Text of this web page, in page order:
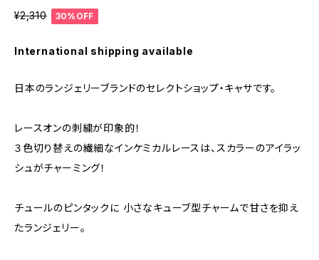
¥2,310 30%OFF
International shipping available
日本のランジェリーブランドのセレクトショップ・キャサです。
レースオンの刺繍が印象的！
３色切り替えの繊細なインケミカルレースは、スカラーのアイラッ
シュがチャーミング！
チュールのピンタックに 小さなキューブ型チャームで甘さを抑え
たランジェリー。